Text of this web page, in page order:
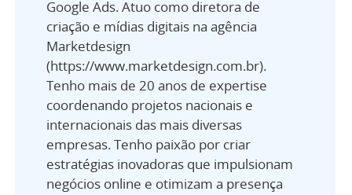
Google Ads. Atuo como diretora de
criação e mídias digitais na agência
Marketdesign
(https://www.marketdesign.com.br).
Tenho mais de 20 anos de expertise
coordenando projetos nacionais e
internacionais das mais diversas
empresas. Tenho paixão por criar
estratégias inovadoras que impulsionam
negócios online e otimizam a presença